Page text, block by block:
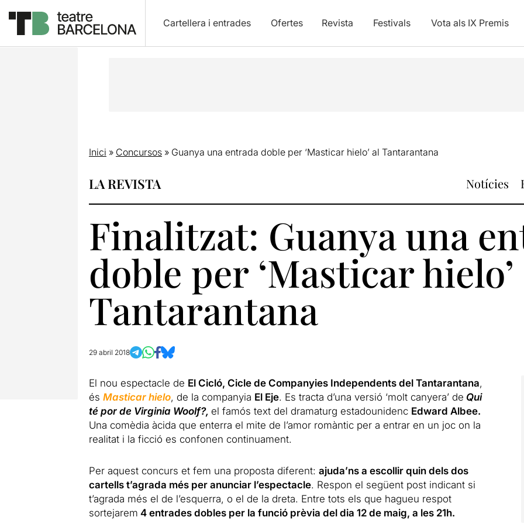
Cartellera i entrades Ofertes Revista Festivals Vota als IX Premis
Inici » Concursos» Guanya una entrada doble per ‘Masticar hielo’ al Tantarantana
LA REVISTA Notícies
Finalitzat: Guanya una
doble per ‘Masticar
Tantarantana
29 abril 2018
El nou espectacle de El Cicló, Cicle de Companyies Independents del Tantarantana,
és Masticar hielo, de la companyia El Eje. Es tracta d’una versió ‘molt canyera’ de Qui
té por de Virginia Woolf?, el famós text del dramaturg estadounidenc Edward Albee.
Una comèdia àcida que enterra el mite de l’amor romàntic per a entrar en un joc on la
realitat i la ficció es confonen continuament.
Per aquest concurs et fem una proposta diferent: ajuda’ns a escollir quin dels dos
cartells t’agrada més per anunciar l’espectacle. Respon el següent post indicant si
t’agrada més el de l’esquerra, o el de la dreta. Entre tots els que hagueu respot
sortejarem 4 entrades dobles per la funció prèvia del dia 12 de maig, a les 21h.